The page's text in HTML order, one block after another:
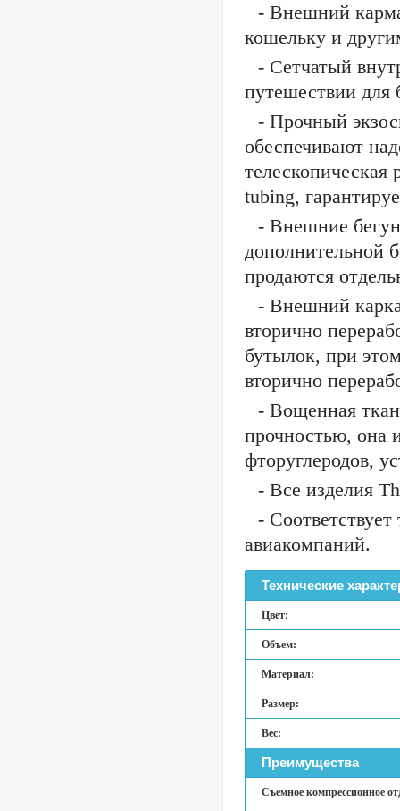
- Внешний
кошельку и
- Сетчатый
путешествии для
- Прочный
обеспечивают
телескопическая
tubing,
- Внешние
дополнительной
продаются
- Внешний
вторично
бутылок, при
вторично
- Вощенная
прочностью, она
фторуглеродов,
- Все изделия
-
авиакомпаний.
Технические
Цвет:
Объем:
Материал:
Размер:
Вес:
Преимущества
Съемное компрессионное